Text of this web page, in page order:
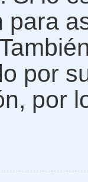
para
por
por